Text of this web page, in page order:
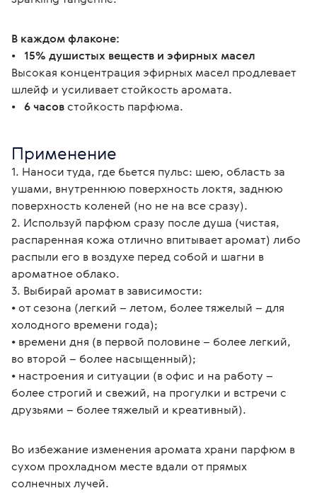
В каждом флаконе:
• 15% душистых веществ и эфирных масел
Высокая концентрация эфирных масел продлевает
шлейф и усиливает стойкость аромата.
• 6 часов стойкость парфюма.
Применение
1. Наноси туда, где бьется пульс: шею, область за
ушами, внутреннюю поверхность локтя, заднюю
поверхность коленей (но не на все сразу).
2. Используй парфюм сразу после душа (чистая,
распаренная кожа отлично впитывает аромат) либо
распыли его в воздухе перед собой и шагни в
ароматное облако.
3. Выбирай аромат в зависимости:
• от сезона (легкий – летом, более тяжелый – для
холодного времени года);
• времени дня (в первой половине – более легкий,
во второй – более насыщенный);
• настроения и ситуации (в офис и на работу –
более строгий и свежий, на прогулки и встречи с
друзьями – более тяжелый и креативный).
Во избежание изменения аромата храни парфюм в
сухом прохладном месте вдали от прямых
солнечных лучей.